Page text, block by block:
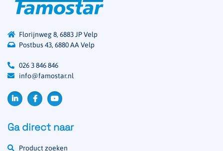
Florijnweg 8, 6883 JP Velp
Postbus 43, 6880 AA Velp
026 3 846 846
info@famostar.nl
Ga direct naar
Product zoeken